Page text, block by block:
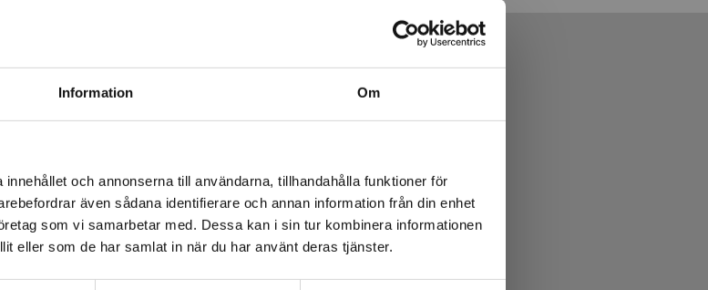
Information Om
och annonserna till användarna, tillhandahålla funktioner för
även sådana identifierare och annan information från din enhet
som vi samarbetar med. Dessa kan i sin tur kombinera informationen
eller som de har samlat in när du har använt deras tjänster.
fraktregion
att du besöker studentlitteratur.se via en
Vi erbjuder inte leveranser utanför
kunna slutföra ett köp måste
vara i Sverige.Läs mer
Produkter